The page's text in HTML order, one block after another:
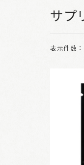
サプ
表示件数：